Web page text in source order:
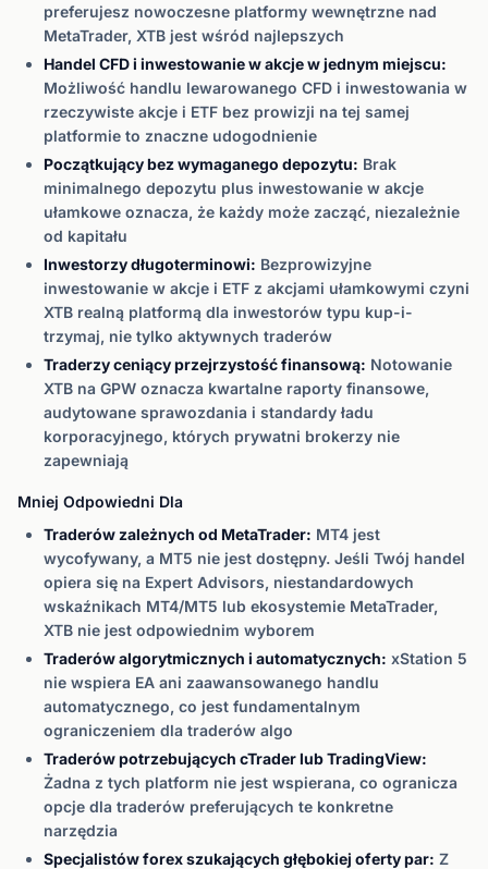
preferujesz nowoczesne platformy wewnętrzne nad
MetaTrader, XTB jest wśród najlepszych
Handel CFD i inwestowanie w akcje w jednym miejscu:
Możliwość handlu lewarowanego CFD i inwestowania w
rzeczywiste akcje i ETF bez prowizji na tej samej
platformie to znaczne udogodnienie
Początkujący bez wymaganego depozytu: Brak
minimalnego depozytu plus inwestowanie w akcje
ułamkowe oznacza, że każdy może zacząć, niezależnie
od kapitału
Inwestorzy długoterminowi: Bezprowizyjne
inwestowanie w akcje i ETF z akcjami ułamkowymi czyni
XTB realną platformą dla inwestorów typu kup-i-
trzymaj, nie tylko aktywnych traderów
Traderzy ceniący przejrzystość finansową: Notowanie
XTB na GPW oznacza kwartalne raporty finansowe,
audytowane sprawozdania i standardy ładu
korporacyjnego, których prywatni brokerzy nie
zapewniają
Mniej Odpowiedni Dla
Traderów zależnych od MetaTrader: MT4 jest
wycofywany, a MT5 nie jest dostępny. Jeśli Twój handel
opiera się na Expert Advisors, niestandardowych
wskaźnikach MT4/MT5 lub ekosystemie MetaTrader,
XTB nie jest odpowiednim wyborem
Traderów algorytmicznych i automatycznych: xStation 5
nie wspiera EA ani zaawansowanego handlu
automatycznego, co jest fundamentalnym
ograniczeniem dla traderów algo
Traderów potrzebujących cTrader lub TradingView:
Żadna z tych platform nie jest wspierana, co ogranicza
opcje dla traderów preferujących te konkretne
narzędzia
Specjalistów forex szukających głębokiej oferty par: Z